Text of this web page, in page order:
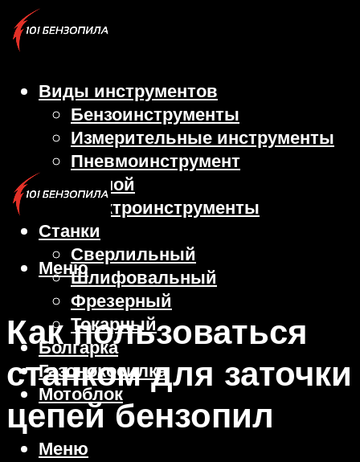
Виды инструментов
Бензоинструменты
Измерительные инструменты
Пневмоинструмент
Ручной
Электроинструменты
Станки
Сверлильный
Шлифовальный
Фрезерный
Токарный
Болгарка
Газонокосилка
Мотоблок
Меню
Меню
Как пользоваться
станком для заточки
цепей бензопил